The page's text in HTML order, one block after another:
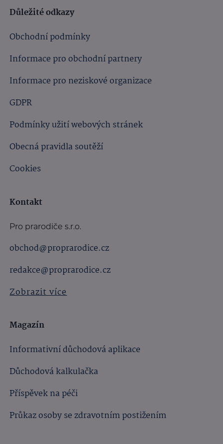
Důležité odkazy
Obchodní podmínky
Informace pro obchodní partnery
Informace pro neziskové organizace
GDPR
Podmínky užití webových stránek
Obecná pravidla soutěží
Cookies
Kontakt
Pro prarodiče s.r.o.
obchod@proprarodice.cz
redakce@proprarodice.cz
Zobrazit více
Magazín
Informativní důchodová aplikace
Důchodová kalkulačka
Příspěvek na péči
Průkaz osoby se zdravotním postižením